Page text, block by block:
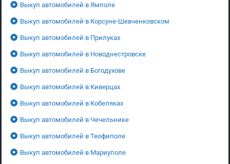
Выкуп автомобилей в Ямполе
Выкуп автомобилей в Корсуне-Шевченковском
Выкуп автомобилей в Прилуках
Выкуп автомобилей в Новоднестровске
Выкуп автомобилей в Богодухове
Выкуп автомобилей в Киверцах
Выкуп автомобилей в Кобеляках
Выкуп автомобилей в Чечельнике
Выкуп автомобилей в Теофиполе
Выкуп автомобилей в Мариуполе